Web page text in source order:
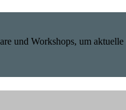
und Workshops, um